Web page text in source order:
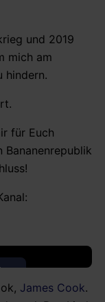
und 2019
mich am
hindern.
für Euch
Bananenrepublik
James Cook.